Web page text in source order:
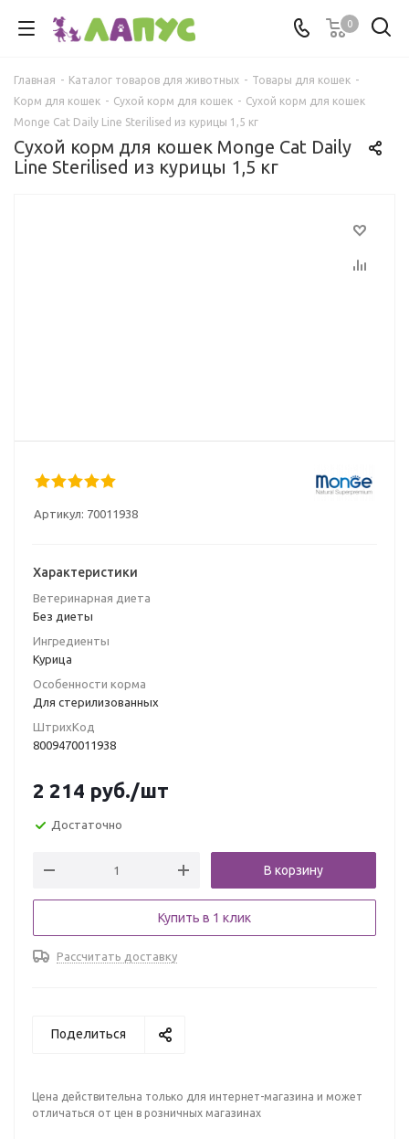
0
Главная - Каталог товаров для животных - Товары для кошек -
Корм для кошек - Сухой корм для кошек - Сухой корм для кошек
Monge Cat Daily Line Sterilised из курицы 1,5 кг
Сухой корм для кошек Monge Cat Daily
Line Sterilised из курицы 1,5 кг
Артикул: 70011938
Характеристики
Ветеринарная диета
Без диеты
Ингредиенты
Курица
Особенности корма
Для стерилизованных
ШтрихКод
8009470011938
2 214 руб./шт
Достаточно
В корзину
Купить в 1 клик
Рассчитать доставку
Поделиться
Цена действительна только для интернет-магазина и может
отличаться от цен в розничных магазинах